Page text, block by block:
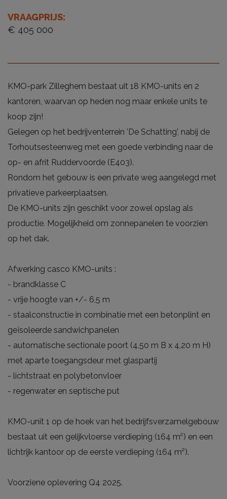
VRAAGPRIJS:
€ 405 000
KMO-park Zilleghem bestaat uit 18 KMO-units en 2
kantoren, waarvan op heden nog maar enkele units te
koop zijn!
Gelegen op het bedrijventerrein 'De Schatting', nabij de
Torhoutsesteenweg met een goede verbinding naar de
op- en afrit Ruddervoorde (E403).
Rondom het gebouw is een private weg aangelegd met
privatieve parkeerplaatsen.
De KMO-units zijn geschikt voor zowel opslag als
productie. Mogelijkheid om zonnepanelen te voorzien
op het dak.
Afwerking casco KMO-units :
- brandklasse C
- vrije hoogte van +/- 6,5 m
- staalconstructie in combinatie met een betonplint en
geïsoleerde sandwichpanelen
- automatische sectionale poort (4,50 m B x 4,20 m H)
met aparte toegangsdeur met glaspartij
- lichtstraat en polybetonvloer
- regenwater en septische put
KMO-unit 1 op de hoek van het bedrijfsverzamelgebouw
bestaat uit een gelijkvloerse verdieping (164 m²) en een
lichtrijk kantoor op de eerste verdieping (164 m²).
Voorziene oplevering Q4 2025.